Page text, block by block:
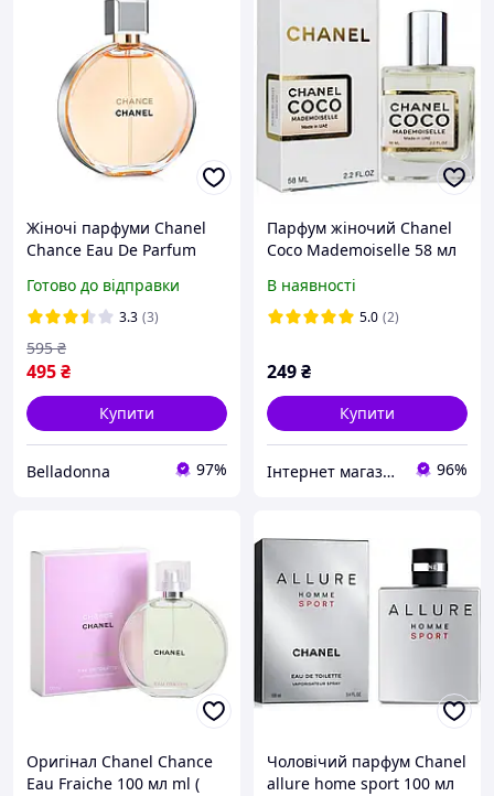
Жіночі парфуми Chanel
Chance Eau De Parfum
(Жіночі Парфуми Шанель
Шанс)
Готово до відправки
3.3 (3)
495₴
595 ₴
Купити
Belladonna 97%
Парфум жіночий Chanel
Coco Mademoiselle 58 мл
В наявності
5.0 (2)
249₴
Купити
Інтернет магазин ВетФарм 96%
Оригінал Chanel Chance
Eau Fraiche 100 мл ml (
Чоловічий парфум Chanel
allure home sport 100 мл